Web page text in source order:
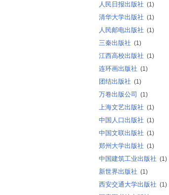
人民日报出版社 (1)
清华大学出版社 (1)
人民邮电出版社 (1)
三秦出版社 (1)
江西高校出版社 (1)
连环画出版社 (1)
团结出版社 (1)
万卷出版公司 (1)
上海文艺出版社 (1)
中国人口出版社 (1)
中国文联出版社 (1)
郑州大学出版社 (1)
中国建筑工业出版社 (1)
新世界出版社 (1)
西安交通大学出版社 (1)